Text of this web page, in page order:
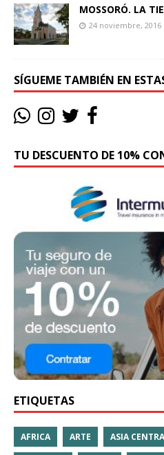
MOSSORÓ. LA
24 noviembre, 2016
SÍGUEME TAMBIÉN EN
TU DESCUENTO DE 10%
ETIQUETAS
AFRICA ARTE ASIA